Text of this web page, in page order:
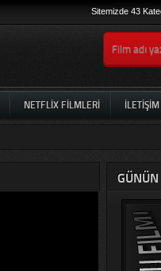
Sitemizde 43
NETFLIX FILMLERI İLETIŞIM